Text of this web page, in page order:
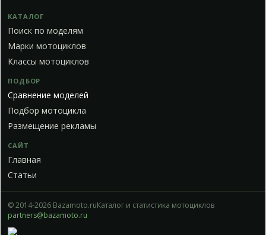
КАТАЛОГ
Поиск по моделям
Марки мотоциклов
Классы мотоциклов
ПОДБОР
Сравнение моделей
Подбор мотоцикла
Размещение рекламы
САЙТ
Главная
Статьи
© 2014-2026 Bazamoto.ruКаталог и статистика мотоциклов
partners@bazamoto.ru